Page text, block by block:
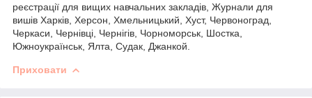
реєстрації для вищих навчальних закладів, Журнали для
вишів Харків, Херсон, Хмельницький, Хуст, Червоноград,
Черкаси, Чернівці, Чернігів, Чорноморськ, Шостка,
Южноукраїнськ, Ялта, Судак, Джанкой.
Приховати